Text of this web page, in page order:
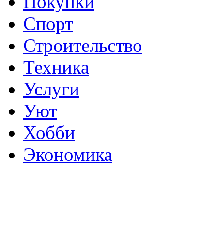
Спорт
Строительство
Техника
Услуги
Уют
Хобби
Экономика